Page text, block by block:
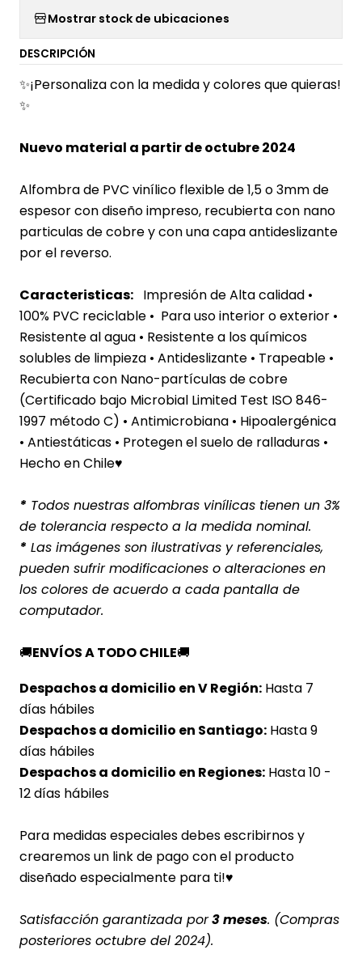
Mostrar stock de ubicaciones
DESCRIPCIÓN
✨¡Personaliza con la medida y colores que quieras!
✨
Nuevo material a partir de octubre 2024
Alfombra de PVC vinílico flexible de 1,5 o 3mm de
espesor con diseño impreso, recubierta con nano
particulas de cobre y con una capa antideslizante
por el reverso.
Caracteristicas: Impresión de Alta calidad •
100% PVC reciclable • Para uso interior o exterior •
Resistente al agua • Resistente a los químicos
solubles de limpieza • Antideslizante • Trapeable •
Recubierta con Nano-partículas de cobre
(Certificado bajo Microbial Limited Test ISO 846-
1997 método C) • Antimicrobiana • Hipoalergénica
• Antiestáticas • Protegen el suelo de ralladuras •
Hecho en Chile♥
* Todos nuestras alfombras vinílicas tienen un 3%
de tolerancia respecto a la medida nominal.
* Las imágenes son ilustrativas y referenciales,
pueden sufrir modificaciones o alteraciones en
los colores de acuerdo a cada pantalla de
computador.
🚚ENVÍOS A TODO CHILE🚚
Despachos a domicilio en V Región: Hasta 7
días hábiles
Despachos a domicilio en Santiago: Hasta 9
días hábiles
Despachos a domicilio en Regiones: Hasta 10 -
12 días hábiles
Para medidas especiales debes escribirnos y
crearemos un link de pago con el producto
diseñado especialmente para ti!♥
Satisfacción garantizada por3 meses. (Compras
posteriores octubre del 2024).